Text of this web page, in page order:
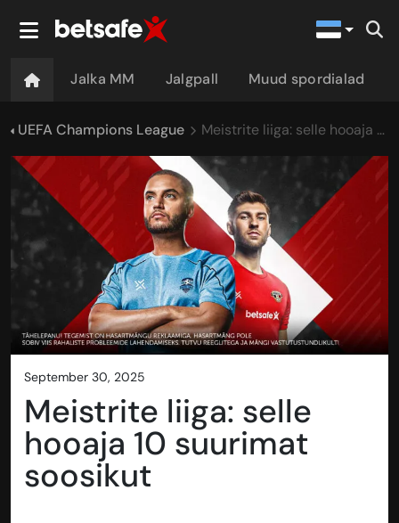
Jalka MM Jalgpall Muud spordialad
UEFA Champions League Meistrite liiga: selle hooaja 10 suurimat soosikut
september 30, 2025
Meistrite liiga: selle
hooaja 10 suurimat
soosikut